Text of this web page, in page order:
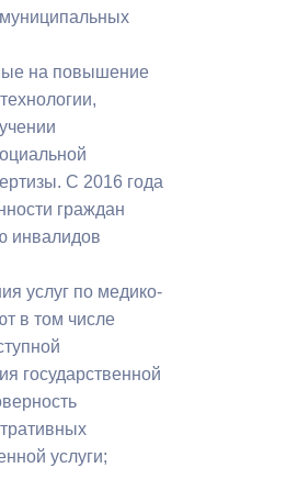
на повышение
С 2016 года
граждан
инвалидов
услуг по медико-
в том числе
государственной
услуги;